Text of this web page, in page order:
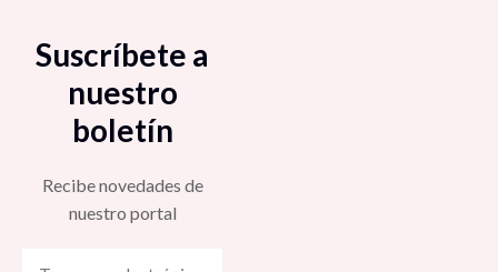
Suscríbete a
nuestro
boletín
Recibe novedades de
nuestro portal